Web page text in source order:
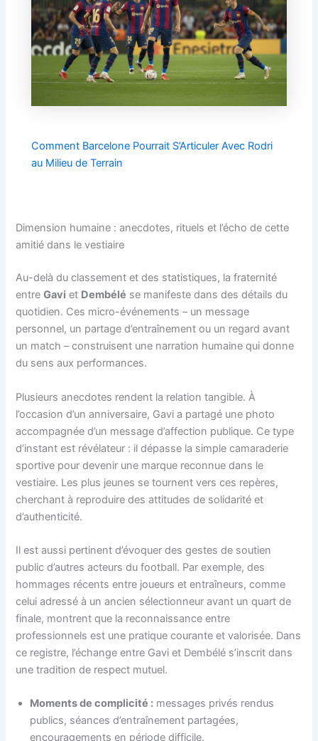
Comment Barcelone Pourrait S’Articuler Avec Rodri
au Milieu de Terrain
Dimension humaine : anecdotes, rituels et l’écho de cette
amitié dans le vestiaire
Au-delà du classement et des statistiques, la fraternité
entreGavi et Dembélé se manifeste dans des détails du
quotidien. Ces micro-événements – un message
personnel, un partage d’entraînement ou un regard avant
un match – construisent une narration humaine qui donne
du sens aux performances.
Plusieurs anecdotes rendent la relation tangible. À
l’occasion d’un anniversaire, Gavi a partagé une photo
accompagnée d’un message d’affection publique. Ce type
d’instant est révélateur : il dépasse la simple camaraderie
sportive pour devenir une marque reconnue dans le
vestiaire. Les plus jeunes se tournent vers ces repères,
cherchant à reproduire des attitudes de solidarité et
d’authenticité.
Il est aussi pertinent d’évoquer des gestes de soutien
public d’autres acteurs du football. Par exemple, des
hommages récents entre joueurs et entraîneurs, comme
celui adressé à un ancien sélectionneur avant un quart de
finale, montrent que la reconnaissance entre
professionnels est une pratique courante et valorisée. Dans
ce registre, l’échange entre Gavi et Dembélé s’inscrit dans
une tradition de respect mutuel.
Moments de complicité : messages privés rendus
publics, séances d’entraînement partagées,
encouragements en période difficile.